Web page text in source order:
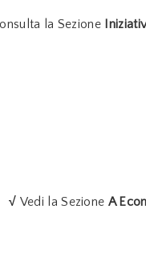
la Sezione
√ Vedi la Sezione A